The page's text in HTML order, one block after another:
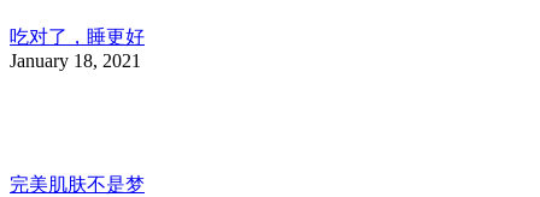
吃对了，睡更好
January 18, 2021
完美肌肤不是梦